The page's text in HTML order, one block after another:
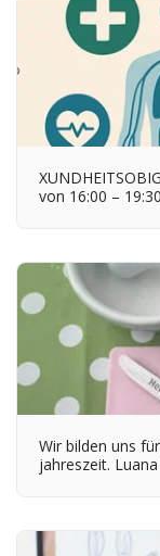
von 16:00 –
Wir bilden uns
jahreszeit.